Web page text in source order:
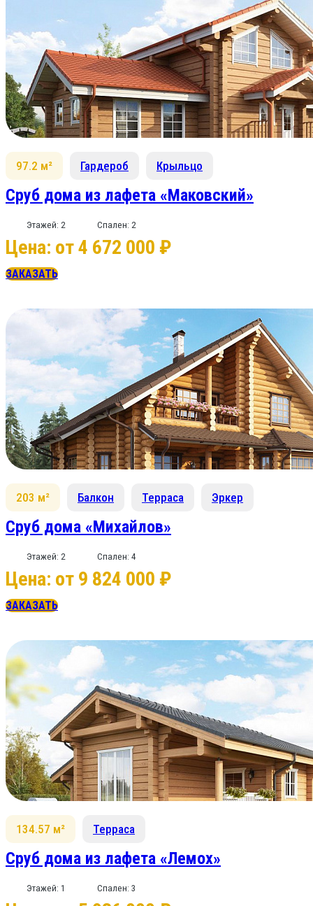
97.2 м² Гардероб Крыльцо
Сруб дома из лафета «Маковский»
Этажей: 2 Спален: 2
Цена: от 4 672 000 ₽
ЗАКАЗАТЬ
203 м² Балкон Терраса Эркер
Сруб дома «Михайлов»
Этажей: 2 Спален: 4
Цена: от 9 824 000 ₽
ЗАКАЗАТЬ
134.57 м² Терраса
Сруб дома из лафета «Лемох»
Этажей: 1 Спален: 3